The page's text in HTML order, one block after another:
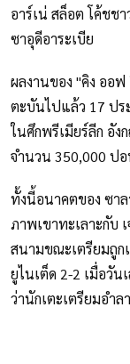
อาร์เน่ สล็อต โค้ชช
ซาอุดีอาระเบีย
ผลงานของ "คิง ออฟ
ตะบันไปแล้ว 17 ปร
ในศึกพรีเมียร์ลีก อัง
จำนวน 350,000 ป
ทั้งนี้อนาคตของ ซา
ภาพเขาทะเลาะกับ
สนามขณะเตรียมถูก
ยูไนเต็ด 2-2 เมื่อวั
ว่านักเตะเตรียมอำ